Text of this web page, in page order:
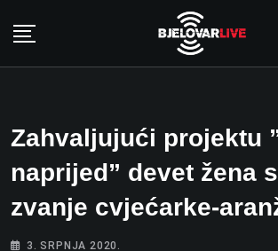
Zahvaljujući projektu
naprijed” devet žena
zvanje cvjećarke-
3. SRPNJA 2020.